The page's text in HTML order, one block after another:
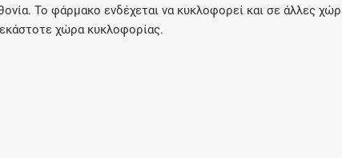
Το φάρμακο ενδέχεται να κυκλοφορεί και σε άλλες
χώρα κυκλοφορίας.